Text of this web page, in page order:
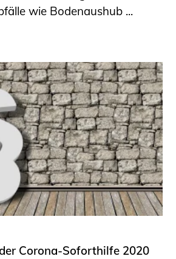
der IK-Bau
Schülerinnen,
und Schüler
Studierenden Praxis-
Studierende
Studierende
wie Bodenaushub ...
Corona-Soforthilfe 2020